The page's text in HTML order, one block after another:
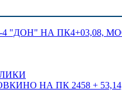
"ДОН" НА ПК4+03,08,
НА ПК 2458 +